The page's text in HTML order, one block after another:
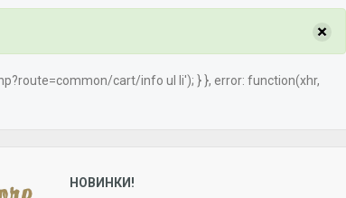
×
cart/info ul li'); } }, error: function(xhr,
НОВИНКИ!